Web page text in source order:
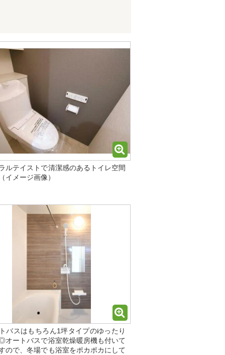
ルテイストで清潔感のあるトイレ空間
イメージ画像）
バスはもちろん1坪タイプのゆったり
オートバスで浴室乾燥暖房機も付いて
ので、冬場でも浴室をポカポカにして